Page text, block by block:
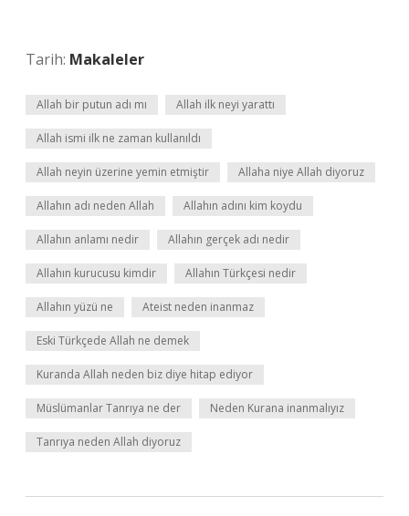
Tarih: Makaleler
Allah bir putun adı mı Allah ilk neyi yarattı
Allah ismi ilk ne zaman kullanıldı
Allah neyin üzerine yemin etmiştir Allaha niye Allah diyoruz
Allahın adı neden Allah Allahın adını kim koydu
Allahın anlamı nedir Allahın gerçek adı nedir
Allahın kurucusu kimdir Allahın Türkçesi nedir
Allahın yüzü ne Ateist neden inanmaz
Eski Türkçede Allah ne demek
Kuranda Allah neden biz diye hitap ediyor
Müslümanlar Tanrıya ne der Neden Kurana inanmalıyız
Tanrıya neden Allah diyoruz